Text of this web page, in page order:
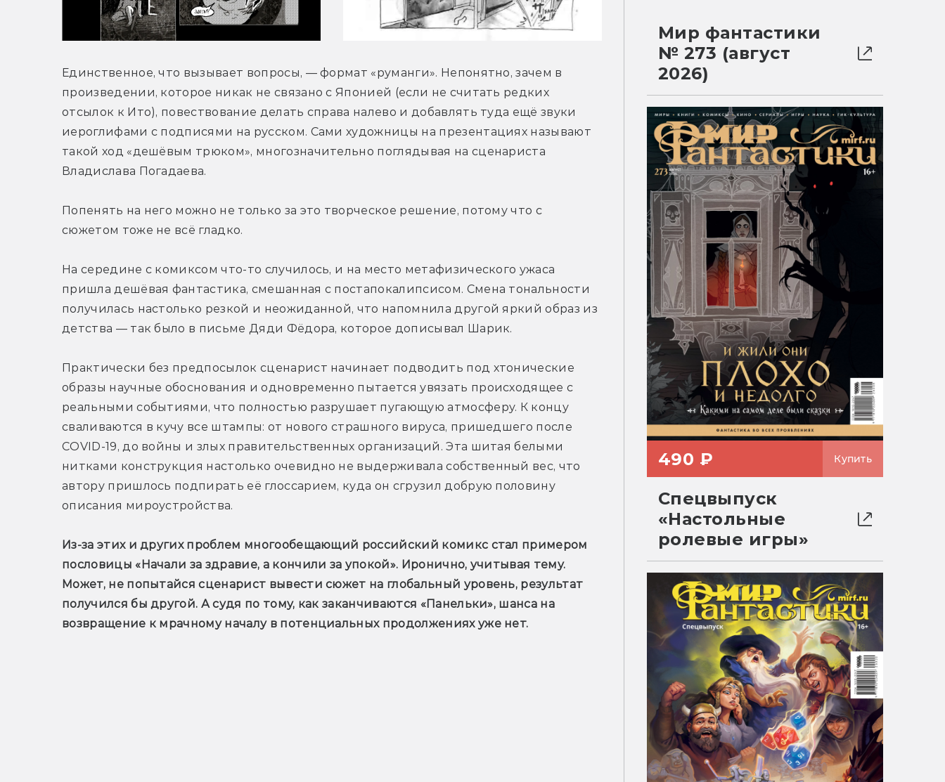
Единственное, что вызывает вопросы, — формат «руманги». Непонятно, зачем в
произведении, которое никак не связано с Японией (если не считать редких
отсылок к Ито), повествование делать справа налево и добавлять туда ещё звуки
иероглифами с подписями на русском. Сами художницы на презентациях называют
такой ход «дешёвым трюком», многозначительно поглядывая на сценариста
Владислава Погадаева.
Попенять на него можно не только за это творческое решение, потому что с
сюжетом тоже не всё гладко.
На середине с комиксом что-то случилось, и на место метафизического ужаса
пришла дешёвая фантастика, смешанная с постапокалипсисом. Смена тональности
получилась настолько резкой и неожиданной, что напомнила другой яркий образ из
детства — так было в письме Дяди Фёдора, которое дописывал Шарик.
Практически без предпосылок сценарист начинает подводить под хтонические
образы научные обоснования и одновременно пытается увязать происходящее с
реальными событиями, что полностью разрушает пугающую атмосферу. К концу
сваливаются в кучу все штампы: от нового страшного вируса, пришедшего после
COVID-19, до войны и злых правительственных организаций. Эта шитая белыми
нитками конструкция настолько очевидно не выдерживала собственный вес, что
автору пришлось подпирать её глоссарием, куда он сгрузил добрую половину
описания мироустройства.
Из-за этих и других проблем многообещающий российский комикс стал примером
пословицы «Начали за здравие, а кончили за упокой». Иронично, учитывая тему.
Может, не попытайся сценарист вывести сюжет на глобальный уровень, результат
получился бы другой. А судя по тому, как заканчиваются «Панельки», шанса на
возвращение к мрачному началу в потенциальных продолжениях уже нет.
Мир фантастики
№ 273 (август
2026)
490 ₽ Купить
Спецвыпуск
«Настольные
ролевые игры»